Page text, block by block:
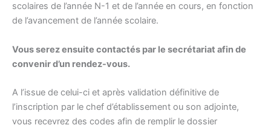
scolaires de l’année N-1 et de l’année en cours, en fonction
de l’avancement de l’année scolaire.
Vous serez ensuite contactés par le secrétariat afin de
convenir d’un rendez-vous.
A l’issue de celui-ci et après validation définitive de
l’inscription par le chef d’établissement ou son adjointe,
vous recevrez des codes afin de remplir le dossier